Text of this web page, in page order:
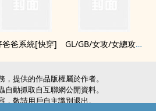
爸爸系統[快穿] GL/GB/女攻/女總攻/扶她攻腦洞集合
提供的作品版權屬於作者。
動抓取自互聯網公開資料。
，敬請用戶自主識別退出。